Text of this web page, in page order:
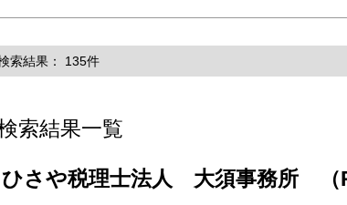
索結果： 135件
索結果一覧
ひさや税理士法人 大須事務所 （